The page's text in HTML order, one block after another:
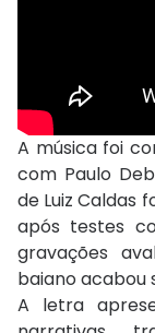
A música foi
com Paulo
de Luiz Caldas
após testes
gravações
baiano acabou
A letra